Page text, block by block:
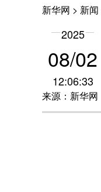
新华网 > 新闻
2025
08/02
12:06:33
来源：新华网